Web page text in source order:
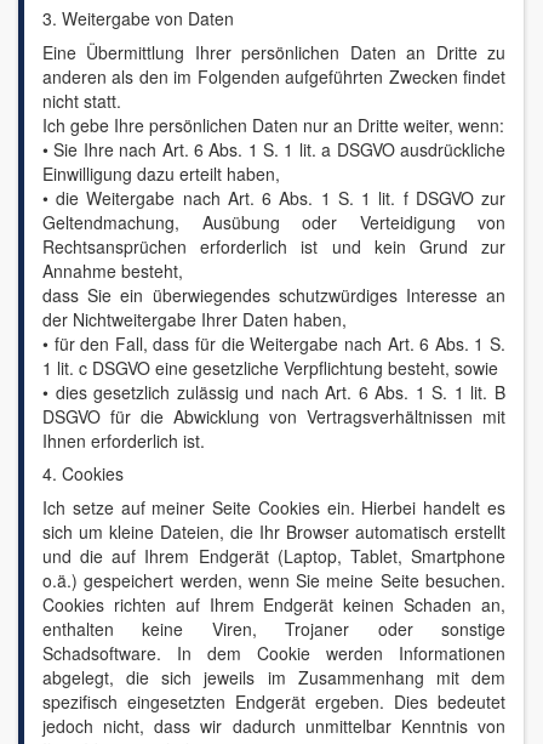
3. Weitergabe von Daten
Eine Übermittlung Ihrer persönlichen Daten an Dritte zu
anderen als den im Folgenden aufgeführten Zwecken findet
nicht statt.
Ich gebe Ihre persönlichen Daten nur an Dritte weiter, wenn:
• Sie Ihre nach Art. 6 Abs. 1 S. 1 lit. a DSGVO ausdrückliche
Einwilligung dazu erteilt haben,
• die Weitergabe nach Art. 6 Abs. 1 S. 1 lit. f DSGVO zur
Geltendmachung, Ausübung oder Verteidigung von
Rechtsansprüchen erforderlich ist und kein Grund zur
Annahme besteht,
dass Sie ein überwiegendes schutzwürdiges Interesse an
der Nichtweitergabe Ihrer Daten haben,
• für den Fall, dass für die Weitergabe nach Art. 6 Abs. 1 S.
1 lit. c DSGVO eine gesetzliche Verpflichtung besteht, sowie
• dies gesetzlich zulässig und nach Art. 6 Abs. 1 S. 1 lit. B
DSGVO für die Abwicklung von Vertragsverhältnissen mit
Ihnen erforderlich ist.
4. Cookies
Ich setze auf meiner Seite Cookies ein. Hierbei handelt es
sich um kleine Dateien, die Ihr Browser automatisch erstellt
und die auf Ihrem Endgerät (Laptop, Tablet, Smartphone
o.ä.) gespeichert werden, wenn Sie meine Seite besuchen.
Cookies richten auf Ihrem Endgerät keinen Schaden an,
enthalten keine Viren, Trojaner oder sonstige
Schadsoftware. In dem Cookie werden Informationen
abgelegt, die sich jeweils im Zusammenhang mit dem
spezifisch eingesetzten Endgerät ergeben. Dies bedeutet
jedoch nicht, dass wir dadurch unmittelbar Kenntnis von